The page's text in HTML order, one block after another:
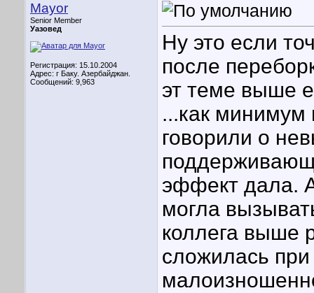
Mayor
Senior Member
Уазовед
Регистрация: 15.10.2004
Адрес: г Баку. Азербайджан.
Сообщений: 9,963
Ну это если
после
эт теме выше
...как минимум
говорили о
эффект дала.
могла
коллега выше
сложилась